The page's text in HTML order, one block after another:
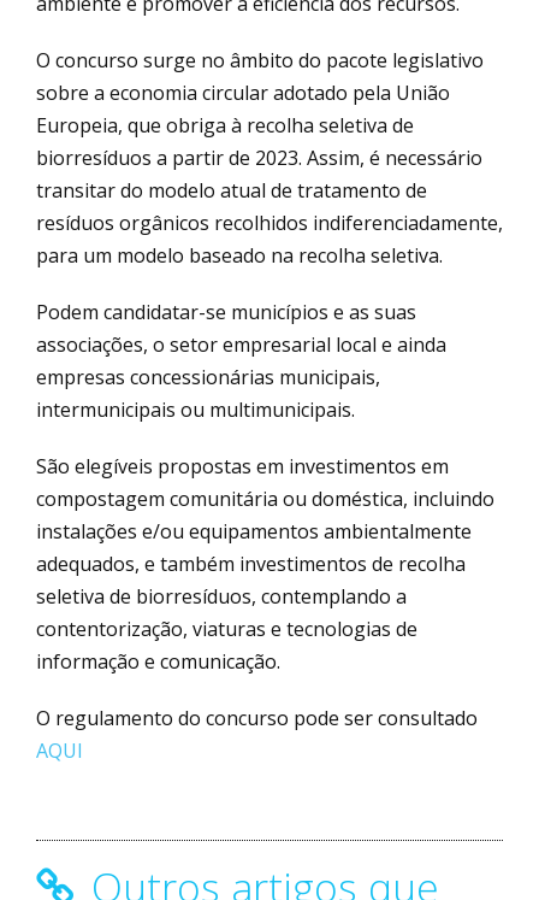
O concurso surge no âmbito do pacote legislativo
sobre a economia circular adotado pela União
Europeia, que obriga à recolha seletiva de
biorresíduos a partir de 2023. Assim, é necessário
transitar do modelo atual de tratamento de
resíduos orgânicos recolhidos indiferenciadamente,
para um modelo baseado na recolha seletiva.
Podem candidatar-se municípios e as suas
associações, o setor empresarial local e ainda
empresas concessionárias municipais,
intermunicipais ou multimunicipais.
São elegíveis propostas em investimentos em
compostagem comunitária ou doméstica, incluindo
instalações e/ou equipamentos ambientalmente
adequados, e também investimentos de recolha
seletiva de biorresíduos, contemplando a
contentorização, viaturas e tecnologias de
informação e comunicação.
O regulamento do concurso pode ser consultado
AQUI
Outros artigos que